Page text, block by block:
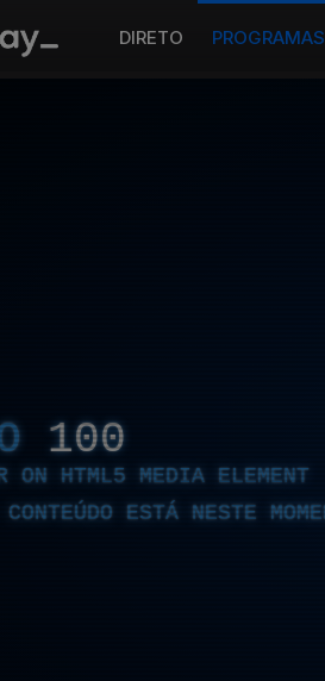
DIRETO PROGRAMAS
100
ON HTML5 MEDIA ELEMENT
ESTÁ NESTE